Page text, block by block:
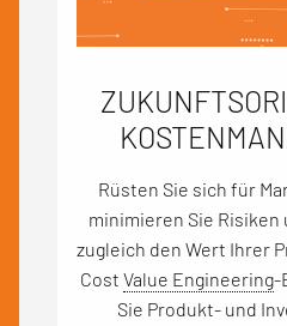
Rüsten Sie sich für
minimieren Sie Risiken
zugleich den Wert Ihrer
Cost Value Engineering-
Sie Produkt- und